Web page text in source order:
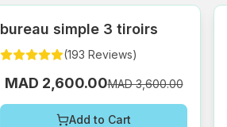
bureau simple 3 tiroirs
(193 Reviews)
MAD 2,600.00MAD 3,600.00
Add to Cart